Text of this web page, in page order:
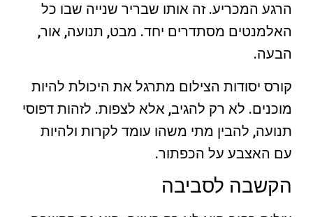
הרגע המכריע. זה אותו שבריר שנייה שבו כל
האלמנטים מסתדרים יחד. מבט, תנועה, אור,
הבעה.
קורס יסודות הצילום מתרגל את היכולת להיות
מוכנים. לא רק להגיב, אלא לצפות. לזהות דפוסי
תנועה, להבין מתי משהו עומד לקרות ולהיות
עם האצבע על הכפתור.
הקשבה לסביבה